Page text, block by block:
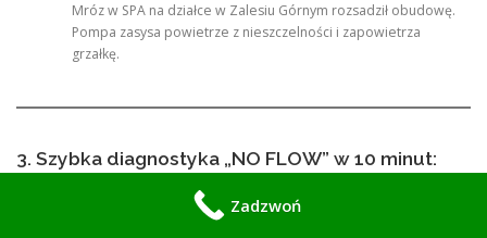
Mróz w SPA na działce w Zalesiu Górnym rozsadził obudowę.
Pompa zasysa powietrze z nieszczelności i zapowietrza
grzałkę.
3. Szybka diagnostyka „NO FLOW” w 10 minut:
zrób to zanim zadzwonisz 570 933 114
Uwaga: W skrzynce SPA jest 230V i 400V. Jeśli nie masz uprawnień SEP,
Zadzwoń